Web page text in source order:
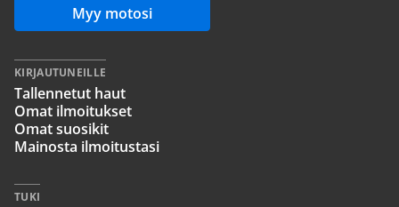
Myy motosi
KIRJAUTUNEILLE
Tallennetut haut
Omat ilmoitukset
Omat suosikit
Mainosta ilmoitustasi
TUKI